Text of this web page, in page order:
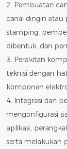
2. Pembuatan
canai dingin atau
stamping,
dibentuk, dan
3. Perakitan
teknisi dengan
komponen
4. Integrasi dan
mengonfigurasi
aplikasi,
serta melakukan